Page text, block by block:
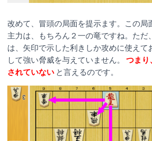
改めて、冒頭の局面を提示ます。この局
主力は、もちろん２一の竜ですね。ただ
は、矢印で示した利きしか攻めに使えて
して強い脅威を与えていません。
つまり
されていない と言えるのです。